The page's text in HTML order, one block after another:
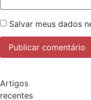
Salvar meus dados
Artigos
recentes